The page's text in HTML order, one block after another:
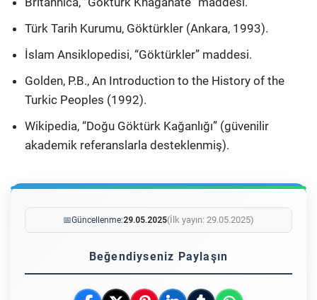
Türk Tarih Kurumu, Göktürkler (Ankara, 1993).
İslam Ansiklopedisi, “Göktürkler” maddesi.
Golden, P.B., An Introduction to the History of the
Turkic Peoples (1992).
Wikipedia, “Doğu Göktürk Kağanlığı” (güvenilir
akademik referanslarla desteklenmiş).
📅Güncellenme:29.05.2025(İlk yayın: 29.05.2025)
Beğendiyseniz Paylaşın